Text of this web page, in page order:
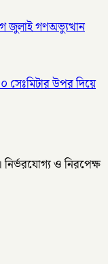
জুলাই গণঅভ্যুত্থান
সেঃমিটার উপর দিয়ে
নির্ভরযোগ্য ও নিরপেক্ষ